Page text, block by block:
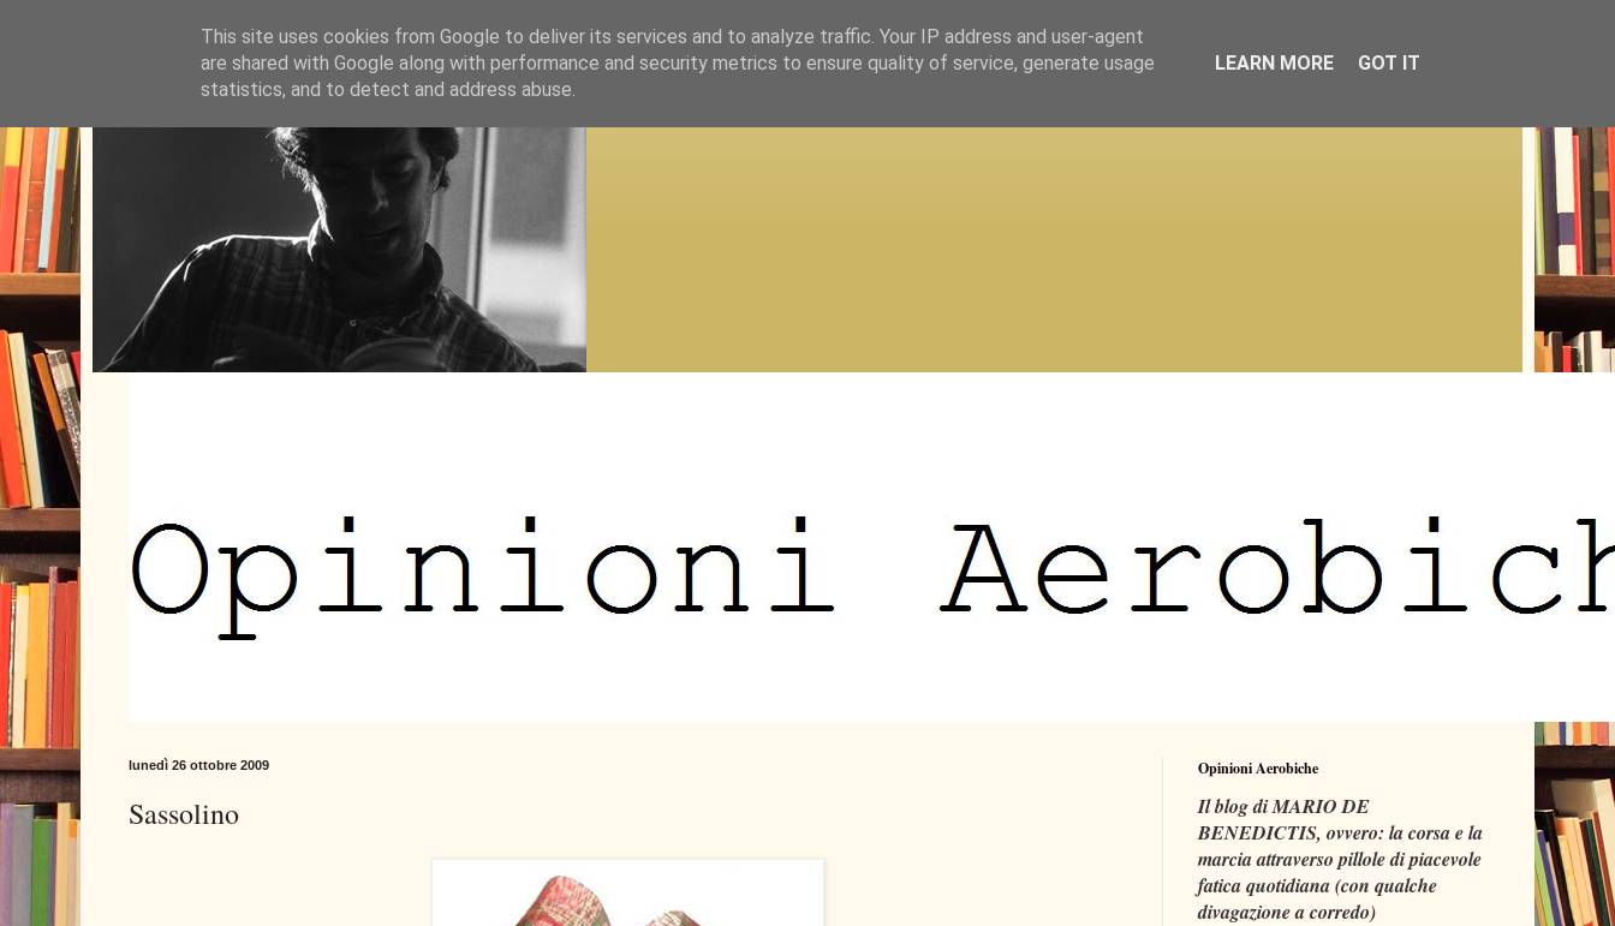
lunedì 26 ottobre 2009
Sassolino
Opinioni Aerobiche
Il blog di MARIO DE
BENEDICTIS, ovvero: la corsa e la
marcia attraverso pillole di piacevole
fatica quotidiana (con qualche
divagazione a corredo)
This site uses cookies from Google to deliver its services and to analyze traffic. Your IP address and user-agent
are shared with Google along with performance and security metrics to ensure quality of service, generate usage
statistics, and to detect and address abuse.
LEARN MORE GOT IT